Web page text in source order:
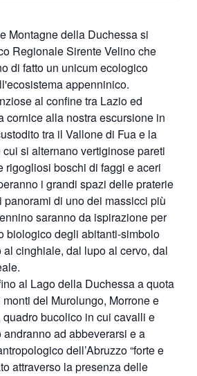
Montagne della Duchessa si
Regionale Sirente Velino che
di fatto un unicum ecologico
appenninico.
al confine tra Lazio ed
cornice alla nostra escursione in
tra il Vallone di Fua e la
si alternano vertiginose pareti
rigogliosi boschi di faggi e aceri
i grandi spazi delle praterie
panorami di uno dei massicci più
saranno da ispirazione per
biologico degli abitanti-simbolo
al cinghiale, dal lupo al cervo, dal
al Lago della Duchessa a quota
del Murolungo, Morrone e
quadro bucolico in cui cavalli e
andranno ad abbeverarsi e a
dell’Abruzzo “forte e
attraverso la presenza delle